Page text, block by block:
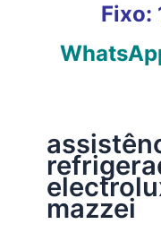
Fixo:
mazzei